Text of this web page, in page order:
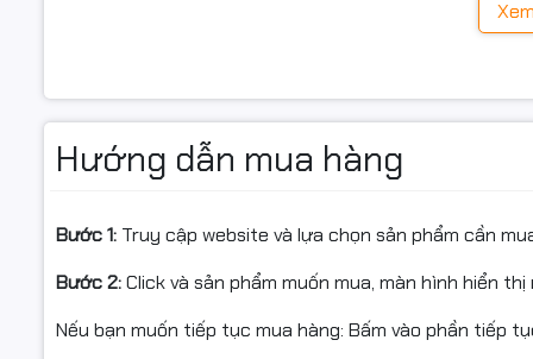
Nhận hàng kiểm tra trước khi thanh toán, không lo phí
Loại mực: Laser đen (Black)
Năng suất in: 1600 trang A4 với độ phủ mực 5%
Tiết kiệm đến 75% chi phí in ấn, giúp kéo dài tuổi thọ
Thông tin chi tiết sản phẩm:
Sản phẩm: Mực in laser nguyên hộp Star Ink
Hướng dẫn mua hàng
Bước 1: Truy cập website và lựa chọn sản phẩm cần
Bước 2:Click và sản phẩm muốn mua, màn hình hiển
Nếu bạn muốn tiếp tục mua hàng: Bấm vào phần tiếp